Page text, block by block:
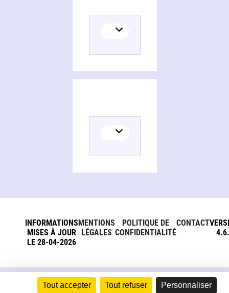
Tout accepter Tout refuser Personnaliser
INFORMATIONS
MISES À JOUR
LE 28-04-2026
MENTIONS
LÉGALES
POLITIQUE DE
CONFIDENTIALITÉ
CONTACT